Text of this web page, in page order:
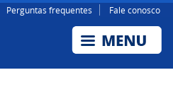
Perguntas frequentes Fale conosco